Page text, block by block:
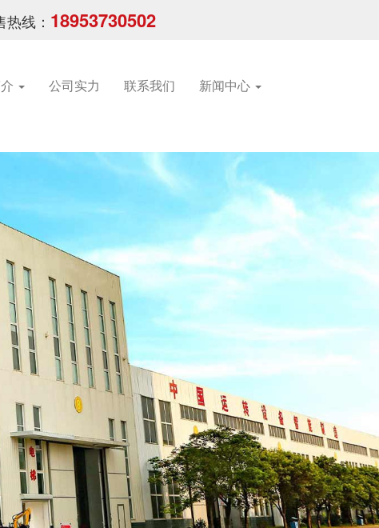
热线： 18953730502
公司实力 联系我们 新闻中心